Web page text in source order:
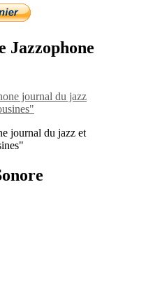
Jazzophone
journal du jazz et